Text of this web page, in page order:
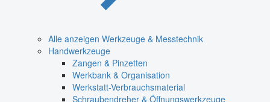
Alle anzeigen Werkzeuge & Messtechnik
Handwerkzeuge
Zangen & Pinzetten
Werkbank & Organisation
Werkstatt-Verbrauchsmaterial
Schraubendreher & Öffnungswerkzeuge